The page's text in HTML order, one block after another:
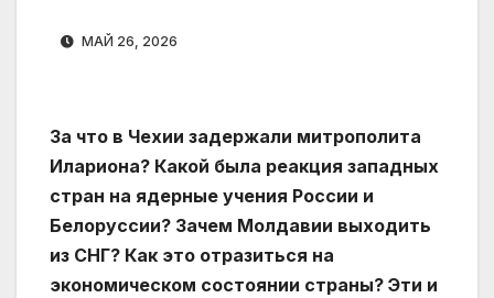
МАЙ 26, 2026
За что в Чехии задержали митрополита
Илариона? Какой была реакция западных
стран на ядерные учения России и
Белоруссии? Зачем Молдавии выходить
из СНГ? Как это отразиться на
экономическом состоянии страны? Эти и